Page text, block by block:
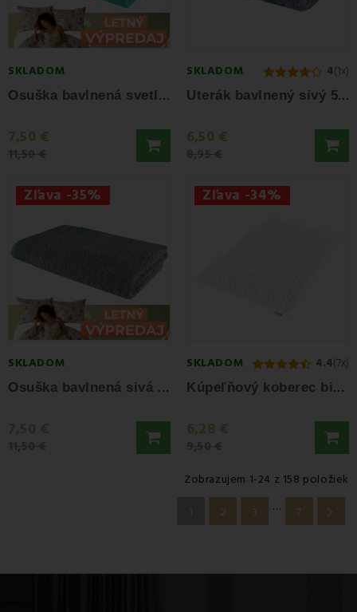
SKLADOM
O
suška bavlnená svetlozelená 70x140 cm...
7,50 €
SKLADOM 4(1x)
U
terák bavlnený sivý 50x90 Bella EMI
6,50 €
Zľava -35%
SKLADOM
O
suška bavlnená sivá 70x140 cm Bella EMI
7,50 €
Zľava -34%
SKLADOM 4.4(7x)
K
úpeľňový koberec biely EMI
6,28 €
Zobrazujem 1-24 z 158 položiek
2 3 … 7 